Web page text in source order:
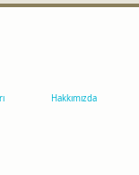
Hakkımızda